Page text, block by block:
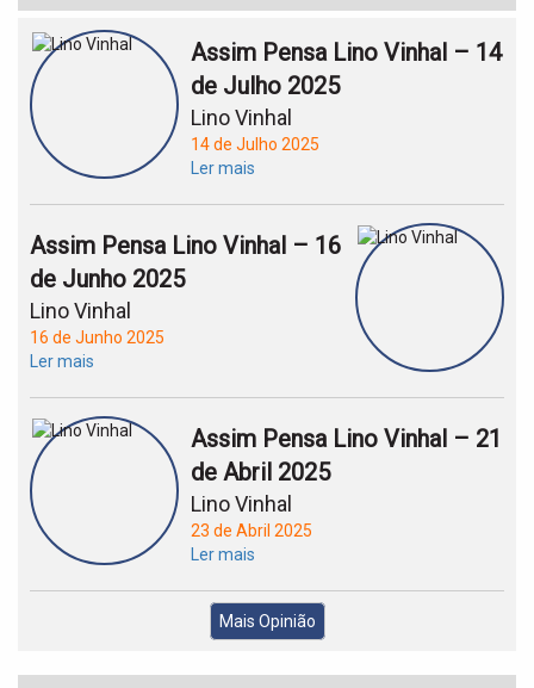
Assim Pensa Lino Vinhal – 14
de Julho 2025
Lino Vinhal
14 de Julho 2025
Ler mais
Assim Pensa Lino Vinhal – 16
de Junho 2025
Lino Vinhal
16 de Junho 2025
Ler mais
Assim Pensa Lino Vinhal – 21
de Abril 2025
Lino Vinhal
23 de Abril 2025
Ler mais
Mais Opinião